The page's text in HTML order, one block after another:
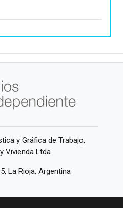
y Gráfica de Trabajo,
Vivienda Ltda.
La Rioja, Argentina